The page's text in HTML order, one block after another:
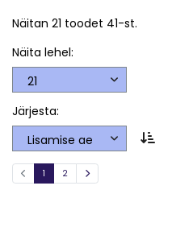
Näitan 21 toodet 41-st.
Näita lehel:
Järjesta:
1 2